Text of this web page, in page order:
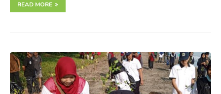
READ MORE